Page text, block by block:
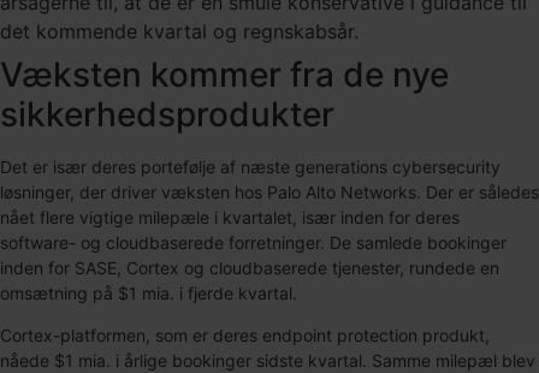
det kommende kvartal og regnskabsår.
Væksten kommer fra de nye
sikkerhedsprodukter
Det er især deres portefølje af næste generations cybersecurity
løsninger, der driver væksten hos Palo Alto Networks. Der er således
nået flere vigtige milepæle i kvartalet, især inden for deres
software- og cloudbaserede forretninger. De samlede bookinger
inden for SASE, Cortex og cloudbaserede tjenester, rundede en
omsætning på $1 mia. i fjerde kvartal.
Cortex-platformen, som er deres endpoint protection produkt,
nåede $1 mia. i årlige bookinger sidste kvartal. Samme milepæl blev